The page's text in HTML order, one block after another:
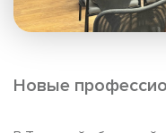
Новые